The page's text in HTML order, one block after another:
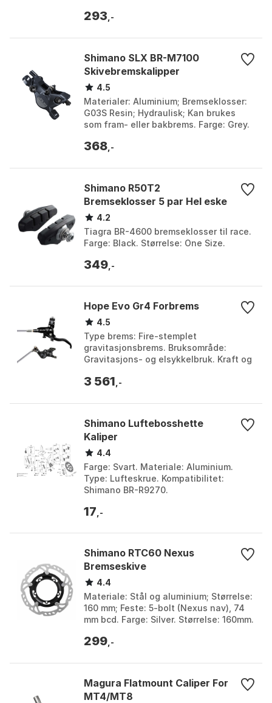
Størrelse: On...
293 ,-
Shimano SLX BR-M7100
Skivebremskalipper
4.5
Materialer: Aluminium; Bremseklosser:
G03S Resin; Hydraulisk; Kan brukes
som fram- eller bakbrems. Farge: Grey.
368 ,-
Shimano R50T2
Bremseklosser 5 par Hel eske
4.2
Tiagra BR-4600 bremseklosser til race.
Farge: Black. Størrelse: One Size.
349 ,-
Hope Evo Gr4 Forbrems
4.5
Type brems: Fire-stemplet
gravitasjonsbrems. Bruksområde:
Gravitasjons- og elsykkelbruk. Kraft og
superjevn hendelvirkning og for...
3 561 ,-
Shimano Luftebosshette
Kaliper
4.4
Farge: Svart. Materiale: Aluminium.
Type: Lufteskrue. Kompatibilitet:
Shimano BR-R9270.
17 ,-
Shimano RTC60 Nexus
Bremseskive
4.4
Materiale: Stål og aluminium; Størrelse:
160 mm; Feste: 5-bolt (Nexus nav), 74
mm bcd. Farge: Silver. Størrelse: 160mm.
299 ,-
Magura Flatmount Caliper For
MT4/MT8